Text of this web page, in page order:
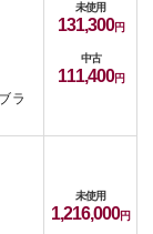
ラ
未使用
131,300
中古
111,400
未使用
1,216,000